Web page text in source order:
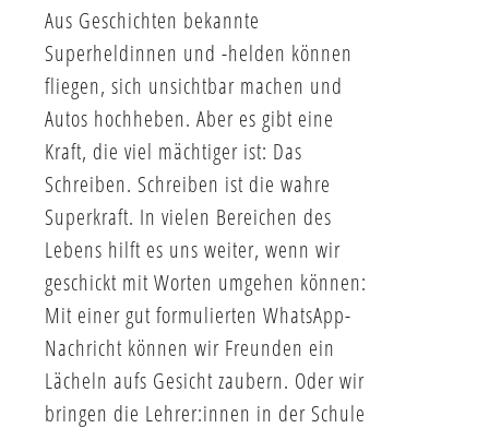
Aus Geschichten bekannte
Superheldinnen und -helden können
fliegen, sich unsichtbar machen und
Autos hochheben. Aber es gibt eine
Kraft, die viel mächtiger ist: Das
Schreiben. Schreiben ist die wahre
Superkraft. In vielen Bereichen des
Lebens hilft es uns weiter, wenn wir
geschickt mit Worten umgehen können:
Mit einer gut formulierten WhatsApp-
Nachricht können wir Freunden ein
Lächeln aufs Gesicht zaubern. Oder wir
bringen die Lehrer:innen in der Schule